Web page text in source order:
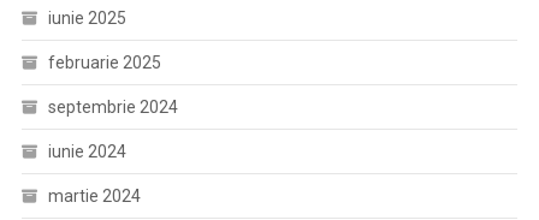
iunie 2025
februarie 2025
septembrie 2024
iunie 2024
martie 2024